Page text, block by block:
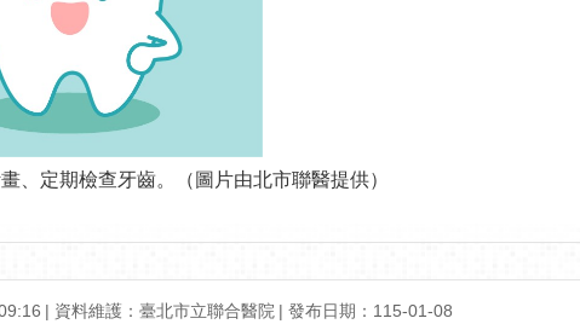
、定期檢查牙齒。（圖片由北市聯醫提供）
資料維護：臺北市立聯合醫院 發布日期：115-01-08